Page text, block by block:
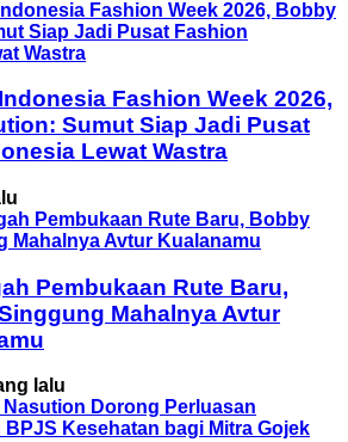
Fashion Week 2026,
Sumut Siap Jadi Pusat
Lewat Wastra
Pembukaan Rute Baru,
Mahalnya Avtur
lalu